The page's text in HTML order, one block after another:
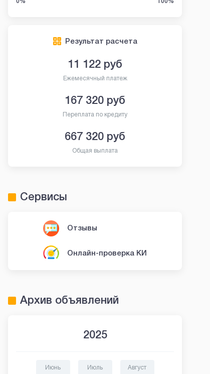
0% 100%
Результат расчета
11 122 руб
Ежемесячный платеж
167 320 руб
Переплата по кредиту
667 320 руб
Общая выплата
Сервисы
Отзывы
Онлайн-проверка КИ
Архив объявлений
2025
Июнь Июль Август